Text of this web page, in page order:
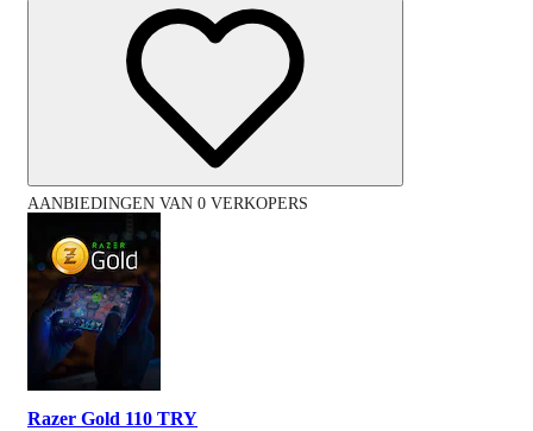
AANBIEDINGEN VAN 0 VERKOPERS
Razer Gold 110 TRY